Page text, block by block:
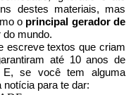
destes materiais, mas
o principal gerador de
mundo.
escreve textos que criam
até 10 anos de
E, se você tem alguma
notícia para te dar: